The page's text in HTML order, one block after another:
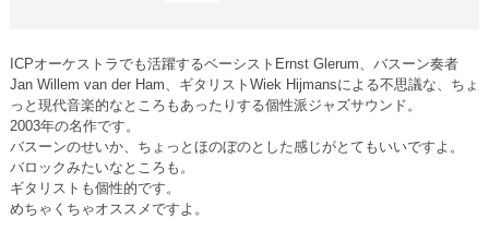
ICPオーケストラでも活躍するベーシストErnst Glerum、バスーン奏者
Jan Willem van der Ham、ギタリストWiek Hijmansによる不思議な、ちょ
っと現代音楽的なところもあったりする個性派ジャズサウンド。
2003年の名作です。
バスーンのせいか、ちょっとほのぼのとした感じがとてもいいですよ。
バロックみたいなところも。
ギタリストも個性的です。
めちゃくちゃオススメですよ。